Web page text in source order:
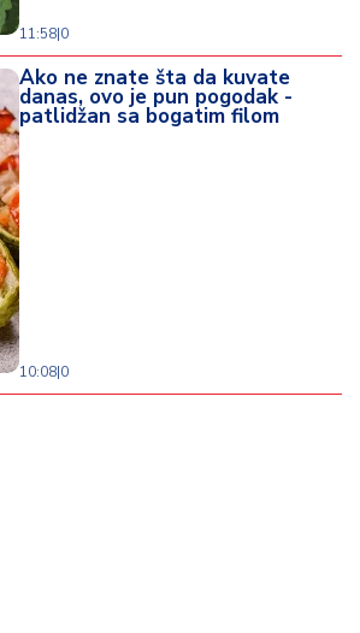
11:58|0
Ako ne znate šta da kuvate
danas, ovo je pun pogodak -
patlidžan sa bogatim filom
10:08|0